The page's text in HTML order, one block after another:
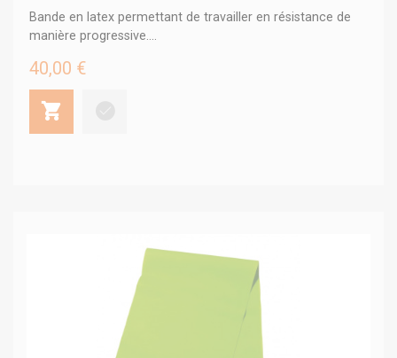
Bande en latex permettant de travailler en résistance de
manière progressive....
40,00 €